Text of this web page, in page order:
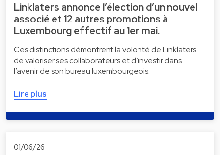
Linklaters annonce l’élection d’un nouvel
associé et 12 autres promotions à
Luxembourg effectif au 1er mai.
Ces distinctions démontrent la volonté de Linklaters
de valoriser ses collaborateurs et d’investir dans
l’avenir de son bureau luxembourgeois.
Lire plus
01/06/26